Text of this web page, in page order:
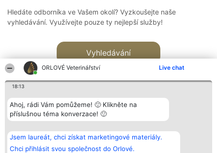
ORLOVÉ Veterinářství Live chat
18:13
Ahoj, rádi Vám pomůžeme! 🙂 Klikněte na
příslušnou téma konverzace! 🙂
Jsem laureát, chci získat marketingové materiály.
Chci přihlásit svou společnost do Orlové.
Hledáte odborníka ve Vašem okolí? Vyzkoušejte naše
vyhledávání. Využívejte pouze ty nejlepší služby!
Vyhledávání
Bright Side Solutions sp. z o.
o. sp. k.
ul. Ruska 22
Vítězové
Seznam všech
laureátů
Kontakt